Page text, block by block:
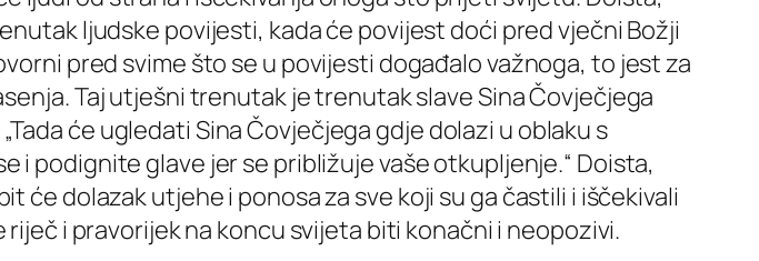
ljudske povijesti, kada će povijest doći pred vječni Božji
pred svime što se u povijesti događalo važnoga, to jest za
Taj utješni trenutak je trenutak slave Sina Čovječjega
će ugledati Sina Čovječjega gdje dolazi u oblaku s
i podignite glave jer se približuje vaše otkupljenje.“ Doista,
će dolazak utjehe i ponosa za sve koji su ga častili i iščekivali
i pravorijek na koncu svijeta biti konačni i neopozivi.